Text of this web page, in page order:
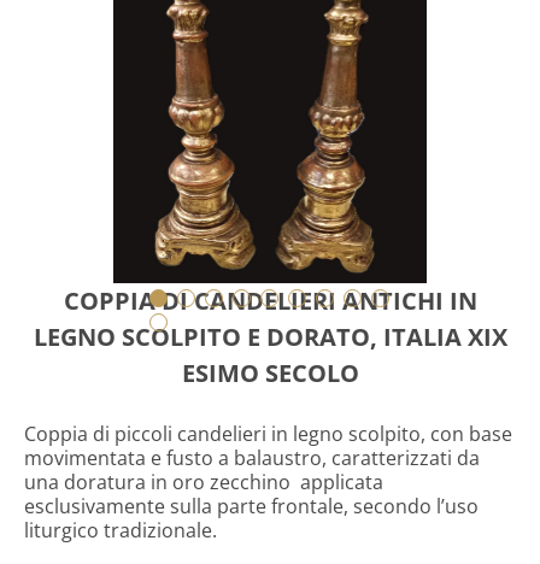
COPPIA DI CANDELIERI ANTICHI IN
LEGNO SCOLPITO E DORATO, ITALIA XIX
ESIMO SECOLO
Coppia di piccoli candelieri in legno scolpito, con base
movimentata e fusto a balaustro, caratterizzati da
una doratura in oro zecchino applicata
esclusivamente sulla parte frontale, secondo l’uso
liturgico tradizionale.